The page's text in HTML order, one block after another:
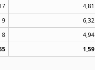
4,81
9 6,32
8 4,94
1,59